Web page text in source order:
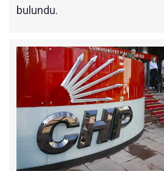
bulundu.